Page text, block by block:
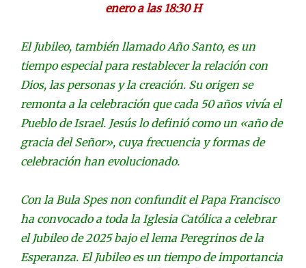
enero a las 18:30 H
El Jubileo, también llamado Año Santo, es un
tiempo especial para restablecer la relación con
Dios, las personas y la creación. Su origen se
remonta a la celebración que cada 50 años vivía el
Pueblo de Israel. Jesús lo definió como un «año de
gracia del Señor», cuya frecuencia y formas de
celebración han evolucionado.
Con la Bula Spes non confundit el Papa Francisco
ha convocado a toda la Iglesia Católica a celebrar
el Jubileo de 2025 bajo el lema Peregrinos de la
Esperanza. El Jubileo es un tiempo de importancia